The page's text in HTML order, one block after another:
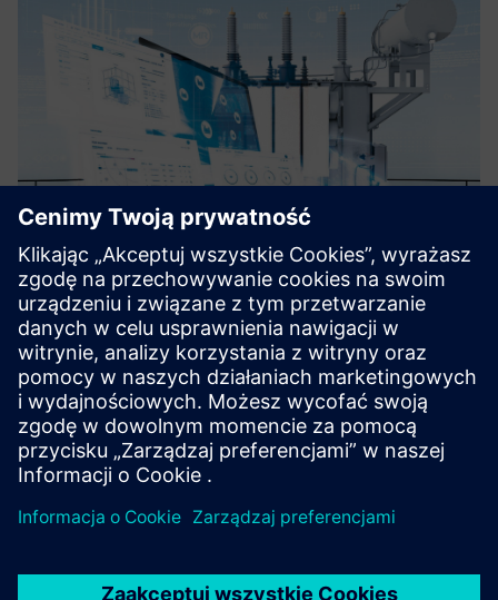
TESSA® APM
TESSA® APM the transformer expert system that delivers
actionable insights, health assessments, prescriptive
recommendations and AI-based predictions.
Dowiedz się więcej